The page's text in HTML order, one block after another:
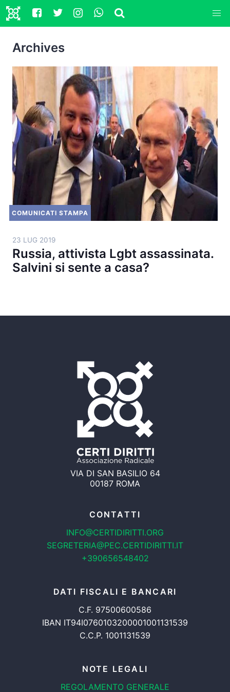
Archives
COMUNICATI STAMPA
23 LUG 2019
Russia, attivista Lgbt assassinata.
Salvini si sente a casa?
VIA DI SAN BASILIO 64
00187 ROMA
CONTATTI
INFO@CERTIDIRITTI.ORG
SEGRETERIA@PEC.CERTIDIRITTI.IT
+390656548402
DATI FISCALI E BANCARI
C.F. 97500600586
IBAN IT94I0760103200001001131539
C.C.P. 1001131539
NOTE LEGALI
REGOLAMENTO GENERALE